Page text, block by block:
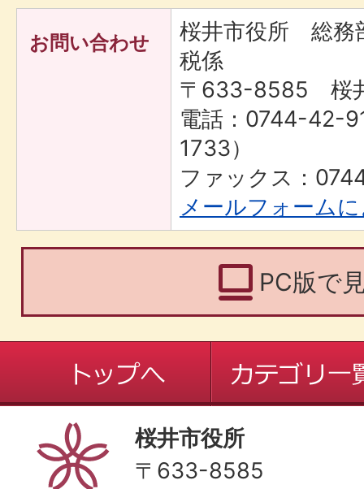
お問い合わせ
桜井市役所 総
税係
〒633-8585 桜
電話：0744-42-
1733）
ファックス：
メールフォーム
PC版で
桜井市役所
〒633-8585